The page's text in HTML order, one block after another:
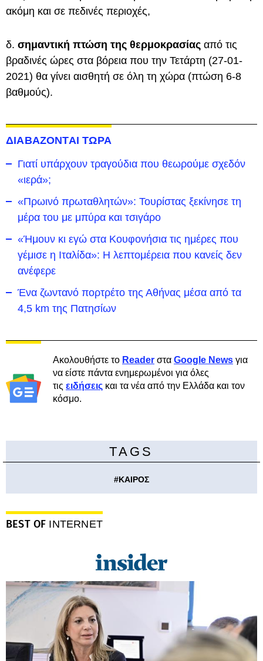
ακόμη και σε πεδινές περιοχές,
δ. σημαντική πτώση της θερμοκρασίας από τις
βραδινές ώρες στα βόρεια που την Τετάρτη (27-01-
2021) θα γίνει αισθητή σε όλη τη χώρα (πτώση 6-8
βαθμούς).
ΔΙΑΒΑΖΟΝΤΑΙ ΤΩΡΑ
Γιατί υπάρχουν τραγούδια που θεωρούμε σχεδόν
«ιερά»;
«Πρωινό πρωταθλητών»: Τουρίστας ξεκίνησε τη
μέρα του με μπύρα και τσιγάρο
«Ήμουν κι εγώ στα Κουφονήσια τις ημέρες που
γέμισε η Ιταλίδα»: Η λεπτομέρεια που κανείς δεν
ανέφερε
Ένα ζωντανό πορτρέτο της Αθήνας μέσα από τα
4,5 km της Πατησίων
Ακολουθήστε το Reader στα Google News για
να είστε πάντα ενημερωμένοι για όλες
τις ειδήσεις και τα νέα από την Ελλάδα και τον
κόσμο.
TAGS
#ΚΑΙΡΟΣ
BEST OF INTERNET